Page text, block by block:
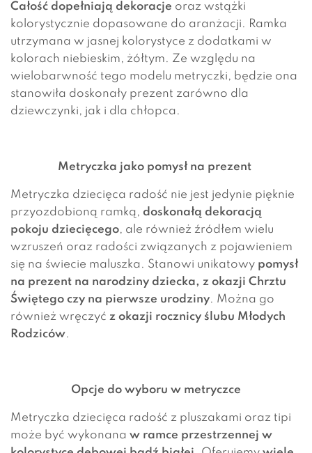
Całość dopełniają dekoracje oraz wstążki
kolorystycznie dopasowane do aranżacji. Ramka
utrzymana w jasnej kolorystyce z dodatkami w
kolorach niebieskim, żółtym. Ze względu na
wielobarwność tego modelu metryczki, będzie ona
stanowiła doskonały prezent zarówno dla
dziewczynki, jak i dla chłopca.
Metryczka jako pomysł na prezent
Metryczka dziecięca radość nie jest jedynie pięknie
przyozdobioną ramką, doskonałą dekoracją
pokoju dziecięcego, ale również źródłem wielu
wzruszeń oraz radości związanych z pojawieniem
się na świecie maluszka. Stanowi unikatowy pomysł
na prezent na narodziny dziecka, z okazji Chrztu
Świętego czy na pierwsze urodziny. Można go
również wręczyć z okazji rocznicy ślubu Młodych
Rodziców.
Opcje do wyboru w metryczce
Metryczka dziecięca radość z pluszakami oraz tipi
może być wykonana w ramce przestrzennej w